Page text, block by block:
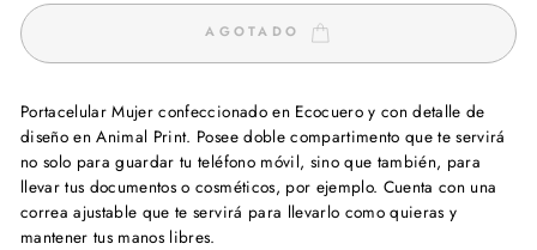
AGOTADO
Portacelular Mujer confeccionado en Ecocuero y con detalle de
diseño en Animal Print. Posee doble compartimento que te servirá
no solo para guardar tu teléfono móvil, sino que también, para
llevar tus documentos o cosméticos, por ejemplo. Cuenta con una
correa ajustable que te servirá para llevarlo como quieras y
mantener tus manos libres.